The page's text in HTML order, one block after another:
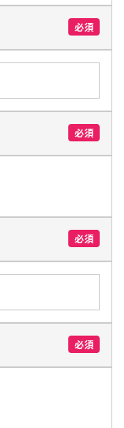
必須
必須
必須
必須